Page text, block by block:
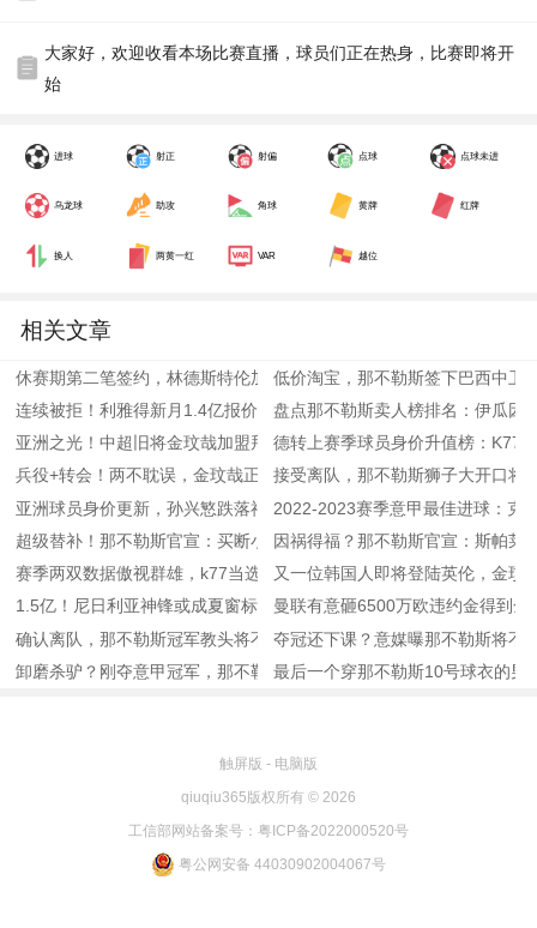
大家好，欢迎收看本场比赛直播，球员们正在热身，比赛即将开
始
进球 射正 射偏 点球 点球未进
乌龙球 助攻 角球 黄牌 红牌
换人 两黄一红 VAR 越位
相关文章
休赛期第二笔签约，林德斯特伦加盟那不勒斯低价淘宝，那不勒斯签下巴西中卫
连续被拒！利雅得新月1.4亿报价奥斯梅恩遭拒盘点那不勒斯卖人榜排名：伊瓜因
亚洲之光！中超旧将金玟哉加盟拜仁，转会费5000万欧
德转上赛季球员身价升值榜：K77
兵役+转会！两不耽误，金玟哉正接受为期三周军事训练
接受离队，那不勒斯狮子大开口将
亚洲球员身价更新，孙兴慜跌落神坛，意甲冠军铁卫第一
2022-2023赛季意甲最佳进球：克
超级替补！那不勒斯官宣：买断小西蒙尼，双方签约至2026年
因祸得福？那不勒斯官宣：斯帕莱
赛季两双数据傲视群雄，k77当选意甲赛季MVP又一位韩国人即将登陆英伦，金玟
1.5亿！尼日利亚神锋或成夏窗标王曼联有意砸6500万欧违约金得到金
确认离队，那不勒斯冠军教头将不会与球队续约夺冠还下课？意媒曝那不勒斯将不
卸磨杀驴？刚夺意甲冠军，那不勒斯就想解雇功勋教练，并有备选
最后一个穿那不勒斯10号球衣的男
触屏版 - 电脑版
qiuqiu365版权所有 © 2026
工信部网站备案号：粤ICP备2022000520号
粤公网安备 44030902004067号